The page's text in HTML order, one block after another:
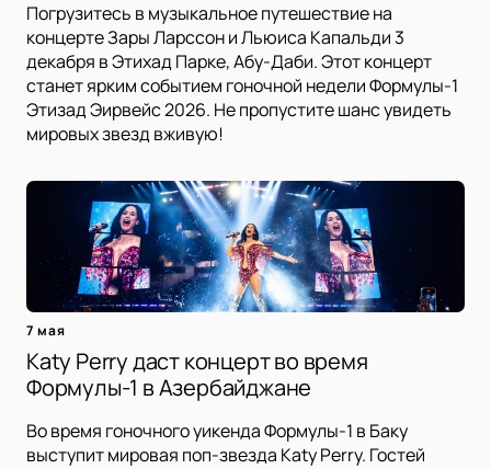
Погрузитесь в музыкальное путешествие на
концерте Зары Ларссон и Льюиса Капальди 3
декабря в Этихад Парке, Абу-Даби. Этот концерт
станет ярким событием гоночной недели Формулы-1
Этизад Эирвейс 2026. Не пропустите шанс увидеть
мировых звезд вживую!
7 мая
Katy Perry даст концерт во время
Формулы-1 в Азербайджане
Во время гоночного уикенда Формулы-1 в Баку
выступит мировая поп-звезда Katy Perry. Гостей